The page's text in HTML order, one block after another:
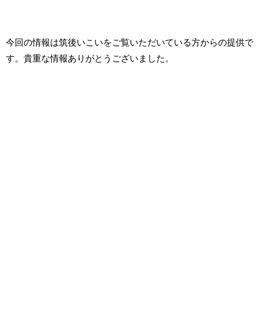
今回の情報は筑後いこいをご覧いただいている方からの提供で
す。貴重な情報ありがとうございました。